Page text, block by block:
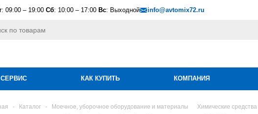
: 09:00 – 19:00 Сб: 10:00 – 17:00 Вс: Выходной info@avtomix72.ru
СЕРВИС КАК КУПИТЬ КОМПАНИЯ
- Каталог - Моечное, уборочное оборудование и материалы Химические средства